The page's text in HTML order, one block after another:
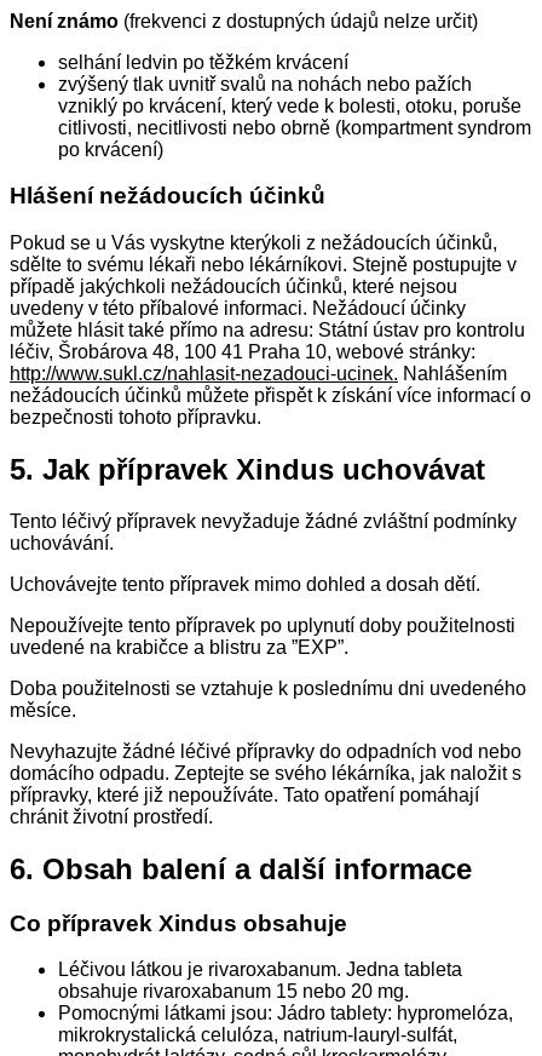
Není známo (frekvenci z dostupných údajů nelze určit)
selhání ledvin po těžkém krvácení
zvýšený tlak uvnitř svalů na nohách nebo pažích
vzniklý po krvácení, který vede k bolesti, otoku, poruše
citlivosti, necitlivosti nebo obrně (kompartment syndrom
po krvácení)
Hlášení nežádoucích účinků
Pokud se u Vás vyskytne kterýkoli z nežádoucích účinků,
sdělte to svému lékaři nebo lékárníkovi. Stejně postupujte v
případě jakýchkoli nežádoucích účinků, které nejsou
uvedeny v této příbalové informaci. Nežádoucí účinky
můžete hlásit také přímo na adresu: Státní ústav pro kontrolu
léčiv, Šrobárova 48, 100 41 Praha 10, webové stránky:
http://www.sukl.cz/nahlasit-nezadouci-ucinek. Nahlášením
nežádoucích účinků můžete přispět k získání více informací o
bezpečnosti tohoto přípravku.
5. Jak přípravek Xindus uchovávat
Tento léčivý přípravek nevyžaduje žádné zvláštní podmínky
uchovávání.
Uchovávejte tento přípravek mimo dohled a dosah dětí.
Nepoužívejte tento přípravek po uplynutí doby použitelnosti
uvedené na krabičce a blistru za ”EXP”.
Doba použitelnosti se vztahuje k poslednímu dni uvedeného
měsíce.
Nevyhazujte žádné léčivé přípravky do odpadních vod nebo
domácího odpadu. Zeptejte se svého lékárníka, jak naložit s
přípravky, které již nepoužíváte. Tato opatření pomáhají
chránit životní prostředí.
6. Obsah balení a další informace
Co přípravek Xindus obsahuje
Léčivou látkou je rivaroxabanum. Jedna tableta
obsahuje rivaroxabanum 15 nebo 20 mg.
Pomocnými látkami jsou: Jádro tablety: hypromelóza,
mikrokrystalická celulóza, natrium-lauryl-sulfát,